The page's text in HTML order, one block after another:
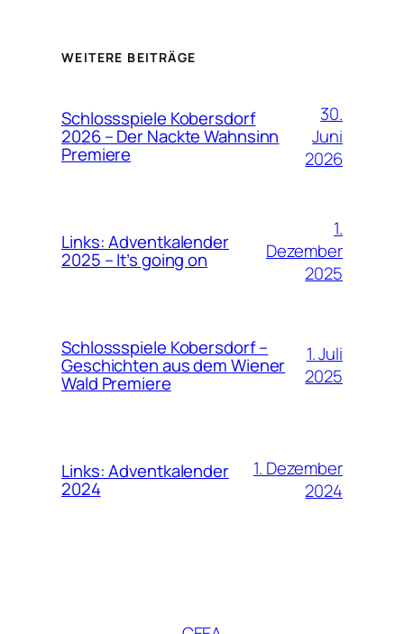
WEITERE BEITRÄGE
Schlossspiele Kobersdorf
2026 – Der Nackte Wahnsinn
Premiere
30.
Juni
2026
Links: Adventkalender
2025 – It’s going on
1.
Dezember
2025
Schlossspiele Kobersdorf –
Geschichten aus dem Wiener
Wald Premiere
1. Juli
2025
Links: Adventkalender
2024
1. Dezember
2024